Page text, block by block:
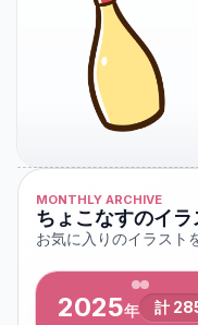
MONTHLY ARCHIVE
ちょこなすのイ
お気に入りのイラスト
2025年 計